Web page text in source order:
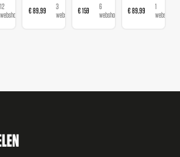
12
webshops
€ 89,99
3
webshops
€ 159
6
webshops
€ 89,99
1
webshop